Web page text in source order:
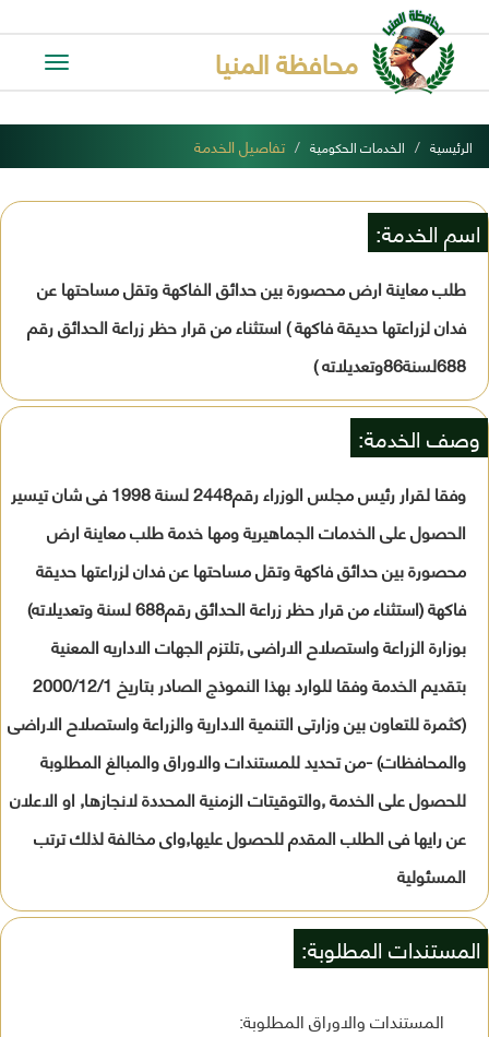
Toggle
محافظة المنيا
الرئيسية الخدمات الحكومية تفاصيل الخدمة
اسم الخدمة:
طلب معاينة ارض محصورة بين حدائق الفاكهة وتقل مساحتها عن
فدان لزراعتها حديقة فاكهة ) استثناء من قرار حظر زراعة الحدائق رقم
688لسنة86وتعديلاته )
وصف الخدمة:
وفقا لقرار رئيس مجلس الوزراء رقم2448 لسنة 1998 فى شان تيسير
الحصول على الخدمات الجماهيرية ومها خدمة طلب معاينة ارض
محصورة بين حدائق فاكهة وتقل مساحتها عن فدان لزراعتها حديقة
فاكهة (استثناء من قرار حظر زراعة الحدائق رقم688 لسنة وتعديلاته)
بوزارة الزراعة واستصلاح الاراضى ,تلتزم الجهات الاداريه المعنية
بتقديم الخدمة وفقا للوارد بهذا النموذج الصادر بتاريخ 2000/12/1
(كثمرة للتعاون بين وزارتى التنمية الادارية والزراعة واستصلاح الاراضى
والمحافظات) -من تحديد للمستندات والاوراق والمبالغ المطلوبة
للحصول على الخدمة ,والتوقيتات الزمنية المحددة لانجازها, او الاعلان
عن رايها فى الطلب المقدم للحصول عليها,واى مخالفة لذلك ترتب
المسئولية
المستندات المطلوبة:
المستندات والاوراق المطلوبة: